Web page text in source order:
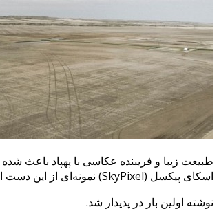
طبیعت زیبا و فریبنده عکاسی با پهپاد باعث
اسکای پیکسل (SkyPixel) نمونه‌ای از این دست انجمن‌هاست. چند هفته پیش بود که تصاویر منتخب این انجمن را در …
نوشته اولین بار در پدیدار شد.